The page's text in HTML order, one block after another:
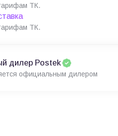
ТК.
ТК.
дилер Postek
официальным дилером